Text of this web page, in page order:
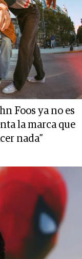
Foos ya no es
la marca que
nada”